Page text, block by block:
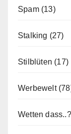
Spam(13)
Stalking (27)
Stilblüten (17)
Werbewelt
Wetten dass..?